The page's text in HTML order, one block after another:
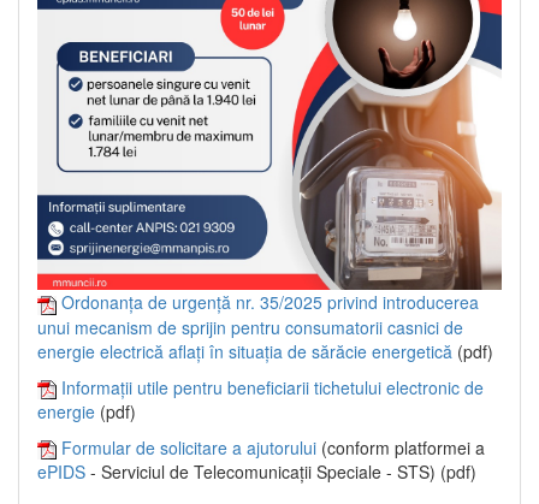
Ordonanța de urgență nr. 35/2025 privind introducerea
unui mecanism de sprijin pentru consumatorii casnici de
energie electrică aflați în situația de sărăcie energetică (pdf)
Informații utile pentru beneficiarii tichetului electronic de
energie (pdf)
Formular de solicitare a ajutorului (conform platformei a
ePIDS - Serviciul de Telecomunicații Speciale - STS) (pdf)